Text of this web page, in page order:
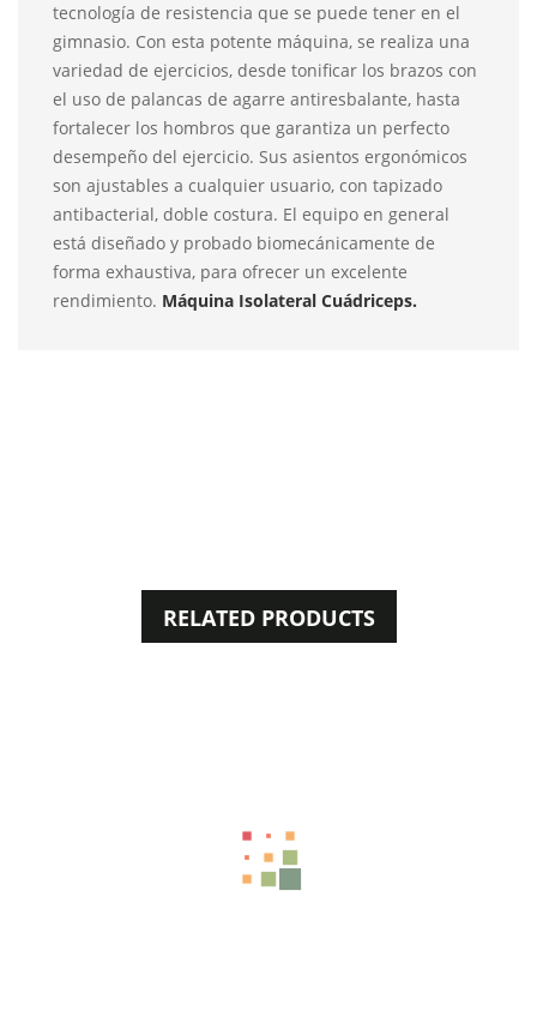
tecnología de resistencia que se puede tener en el
gimnasio. Con esta potente máquina, se realiza una
variedad de ejercicios, desde tonificar los brazos con
el uso de palancas de agarre antiresbalante, hasta
fortalecer los hombros que garantiza un perfecto
desempeño del ejercicio. Sus asientos ergonómicos
son ajustables a cualquier usuario, con tapizado
antibacterial, doble costura. El equipo en general
está diseñado y probado biomecánicamente de
forma exhaustiva, para ofrecer un excelente
rendimiento. Máquina Isolateral Cuádriceps.
RELATED PRODUCTS